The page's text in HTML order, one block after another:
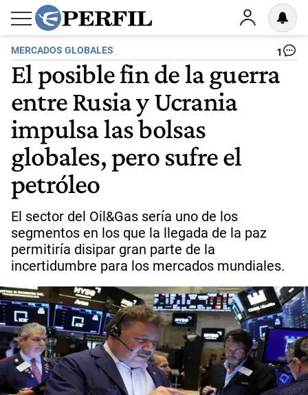
MERCADOS GLOBALES 1
El posible fin de la guerra
entre Rusia y Ucrania
impulsa las bolsas
globales, pero sufre el
petróleo
El sector del Oil&Gas sería uno de los
segmentos en los que la llegada de la paz
permitiría disipar gran parte de la
incertidumbre para los mercados mundiales.